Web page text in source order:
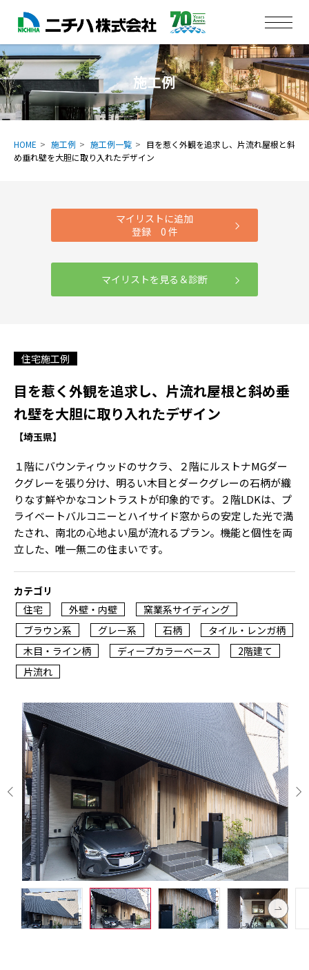
施工例
HOME 施工例 施工例一覧
目を惹く外観を追求し、片流れ屋根と斜
め垂れ壁を大胆に取り入れたデザイン
マイリストに追加
登録 0 件
マイリストを見る＆診断
住宅施工例
目を惹く外観を追求し、片流れ屋根と斜め垂
れ壁を大胆に取り入れたデザイン
【埼玉県】
１階にバウンティウッドのサクラ、２階にルストナMGダー
クグレーを張り分け、明るい木目とダークグレーの石柄が織
りなす鮮やかなコントラストが印象的です。２階LDKは、プ
ライベートバルコニーとハイサイド窓からの安定した光で満
たされ、南北の心地よい風が流れるプラン。機能と個性を両
立した、唯一無二の住まいです。
カテゴリ
住宅
外壁・内壁
窯業系サイディング
ブラウン系
グレー系 石柄
タイル・レンガ柄
木目・ライン柄
ディープカラーベース
2階建て
片流れ